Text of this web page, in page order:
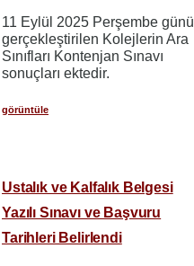
11 Eylül 2025 Perşembe günü
gerçekleştirilen Kolejlerin Ara
Sınıfları Kontenjan Sınavı
sonuçları ektedir.
görüntüle
Ustalık ve Kalfalık Belgesi
Yazılı Sınavı ve Başvuru
Tarihleri Belirlendi